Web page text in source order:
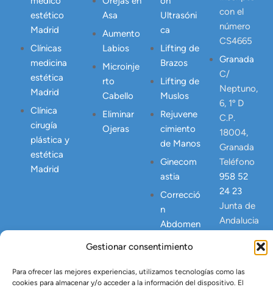
Gestionar consentimiento
Para ofrecer las mejores experiencias, utilizamos tecnologías como las
cookies para almacenar y/o acceder a la información del dispositivo. El
estético
Madrid
Clínicas
medicina
estética
Madrid
Clínica
cirugía
plástica y
estética
Madrid
Asa
Aumento
Labios
Microinje
rto
Cabello
Eliminar
Ojeras
Ultrasóni
ca
Lifting de
Brazos
Lifting de
Muslos
Rejuvene
cimiento
de Manos
Ginecom
astia
Correcció
n
Abdomen
o
Lipo
con el
número
CS4665
Granada
C/
Neptuno,
6, 1º D
C.P.
18004,
Granada
Teléfono
958 52
24 23
Junta de
Andalucia